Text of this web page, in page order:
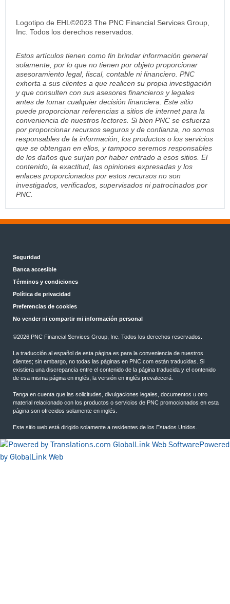
Logotipo de EHL©2023 The PNC Financial Services Group,
Inc. Todos los derechos reservados.
Estos artículos tienen como fin brindar información general
solamente, por lo que no tienen por objeto proporcionar
asesoramiento legal, fiscal, contable ni financiero. PNC
exhorta a sus clientes a que realicen su propia investigación
y que consulten con sus asesores financieros y legales
antes de tomar cualquier decisión financiera. Este sitio
puede proporcionar referencias a sitios de internet para la
conveniencia de nuestros lectores. Si bien PNC se esfuerza
por proporcionar recursos seguros y de confianza, no somos
responsables de la información, los productos o los servicios
que se obtengan en ellos, y tampoco seremos responsables
de los daños que surjan por haber entrado a esos sitios. El
contenido, la exactitud, las opiniones expresadas y los
enlaces proporcionados por estos recursos no son
investigados, verificados, supervisados ni patrocinados por
PNC.
Seguridad
Banca accesible
Términos y condiciones
Política de privacidad
Preferencias de cookies
No vender ni compartir mi información personal
©2026 PNC Financial Services Group, Inc. Todos los derechos reservados.
La traducción al español de esta página es para la conveniencia de nuestros
clientes; sin embargo, no todas las páginas en PNC.com están traducidas. Si
existiera una discrepancia entre el contenido de la página traducida y el contenido
de esa misma página en inglés, la versión en inglés prevalecerá.
Tenga en cuenta que las solicitudes, divulgaciones legales, documentos u otro
material relacionado con los productos o servicios de PNC promocionados en esta
página son ofrecidos solamente en inglés.
Este sitio web está dirigido solamente a residentes de los Estados Unidos.
Powered
by GlobalLink Web